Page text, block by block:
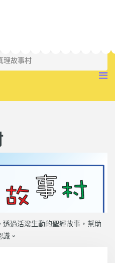
理故事村
過活潑生動的聖經故事，幫助
。